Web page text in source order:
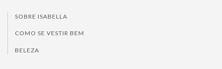
SOBRE ISABELLA
COMO SE VESTIR BEM
BELEZA